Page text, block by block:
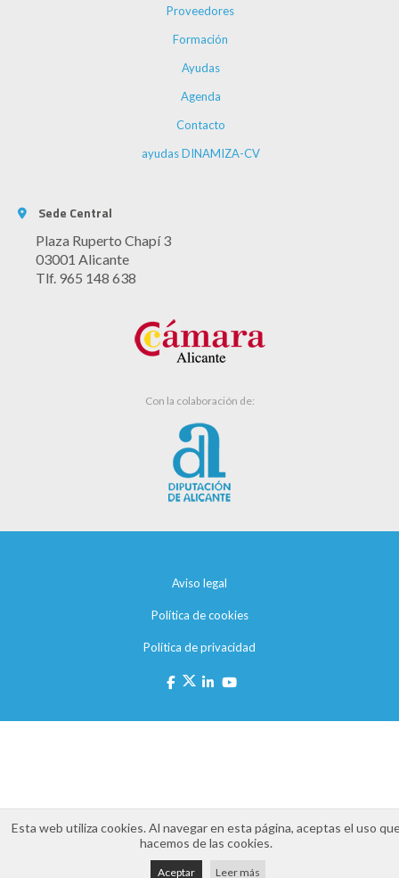
Proveedores
Formación
Ayudas
Agenda
Contacto
ayudas DINAMIZA-CV
Sede Central
Plaza Ruperto Chapí 3
03001 Alicante
Tlf. 965 148 638
Con la colaboración de:
Aviso legal
Política de cookies
Política de privacidad
Esta web utiliza cookies. Al navegar en esta página, aceptas el uso
hacemos de las cookies.
Aceptar Leer más